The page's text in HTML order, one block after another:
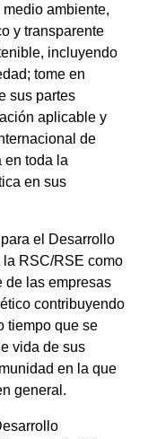
ambiente,
y transparente
incluyendo
tome en
sus partes
aplicable y
de
en toda la
en sus
el Desarrollo
la RSC/RSE como
de las empresas
contribuyendo
tiempo que se
vida de sus
en la que
general.